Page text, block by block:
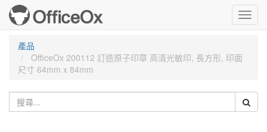
產品
OfficeOx 200112 訂造原子印章 高清光敏印, 長方形, 印面
尺寸 64mm x 84mm